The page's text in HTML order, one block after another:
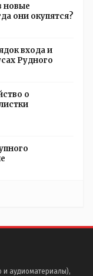
новые
они окупятся?
входа и
Рудного
о
и аудиоматериалы),